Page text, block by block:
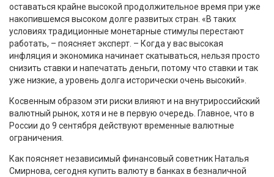
оставаться крайне высокой продолжительное время при уже
накопившемся высоком долге развитых стран. «В таких
условиях традиционные монетарные стимулы перестают
работать, – поясняет эксперт. – Когда у вас высокая
инфляция и экономика начинает скатываться, нельзя просто
снизить ставки и напечатать деньги, потому что ставки и так
уже низкие, а уровень долга исторически очень высокий».
Косвенным образом эти риски влияют и на внутрироссийский
валютный рынок, хотя и не в первую очередь. Главное, что в
России до 9 сентября действуют временные валютные
ограничения.
Как поясняет независимый финансовый советник Наталья
Смирнова, сегодня купить валюту в банках в безналичной